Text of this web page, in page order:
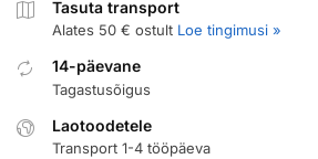
Tasuta transport
Alates 50 € ostult Loe tingimusi »
14-päevane
Tagastusõigus
Laotoodetele
Transport 1-4 tööpäeva